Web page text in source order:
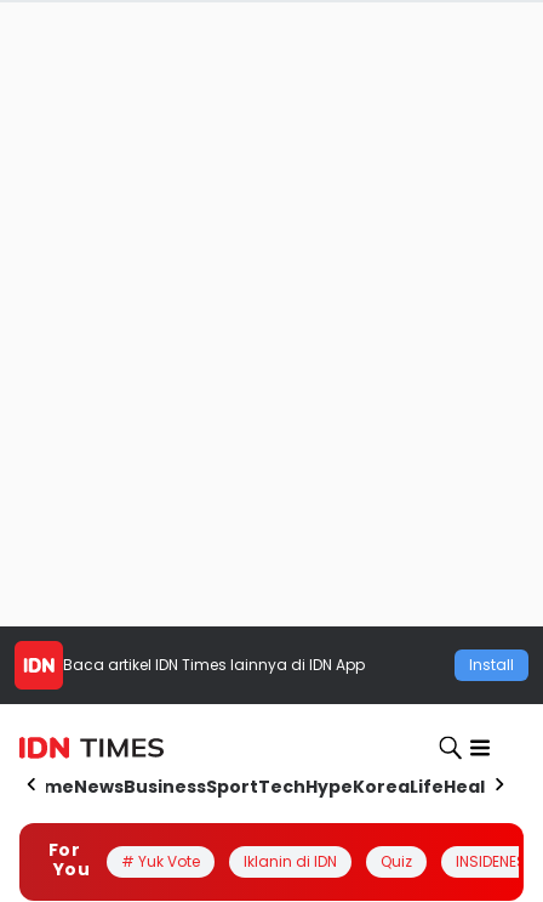
Baca artikel IDN Times lainnya di IDN App Install
HomeNewsBusinessSportTechHypeKoreaLifeHealth
For
You
# Yuk Vote Iklanin di IDN Quiz INSIDENESIA